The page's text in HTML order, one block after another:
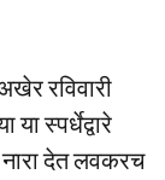
रविवारी
स्पर्धेद्वारे
नारा देत लवकरच